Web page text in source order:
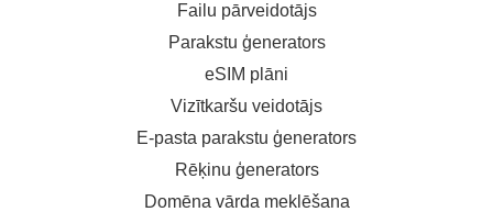
Failu pārveidotājs
Parakstu ģenerators
eSIM plāni
Vizītkaršu veidotājs
E-pasta parakstu ģenerators
Rēķinu ģenerators
Domēna vārda meklēšana